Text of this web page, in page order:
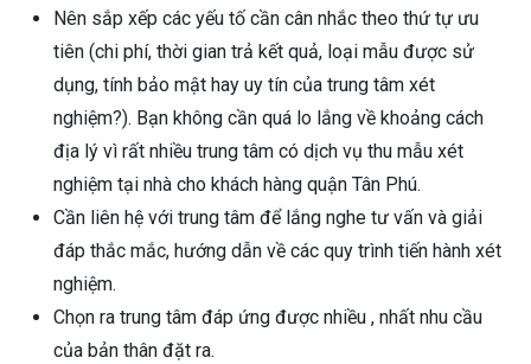
Nên sắp xếp các yếu tố cần cân nhắc theo thứ tự ưu
tiên (chi phí, thời gian trả kết quả, loại mẫu được sử
dụng, tính bảo mật hay uy tín của trung tâm xét
nghiệm?). Bạn không cần quá lo lắng về khoảng cách
địa lý vì rất nhiều trung tâm có dịch vụ thu mẫu xét
nghiệm tại nhà cho khách hàng quận Tân Phú.
Cần liên hệ với trung tâm để lắng nghe tư vấn và giải
đáp thắc mắc, hướng dẫn về các quy trình tiến hành xét
nghiệm.
Chọn ra trung tâm đáp ứng được nhiều , nhất nhu cầu
của bản thân đặt ra.